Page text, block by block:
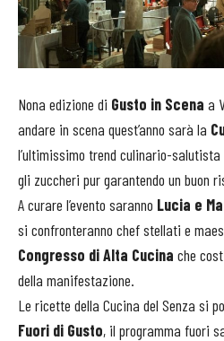
Nona edizione di Gusto in Scena a
andare in scena quest’anno sarà la
l’ultimissimo trend culinario-
gli zuccheri pur garantendo un buon
A curare l’evento saranno Lucia e
si confronteranno chef stellati e
Congresso di Alta Cucina che
della manifestazione.
Le ricette della Cucina del Senza si
Fuori di Gusto, il programma fuori